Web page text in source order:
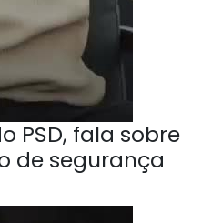
PSD, fala sobre
de segurança